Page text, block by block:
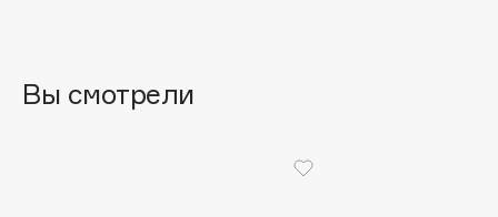
Biodance
Вы смотрели